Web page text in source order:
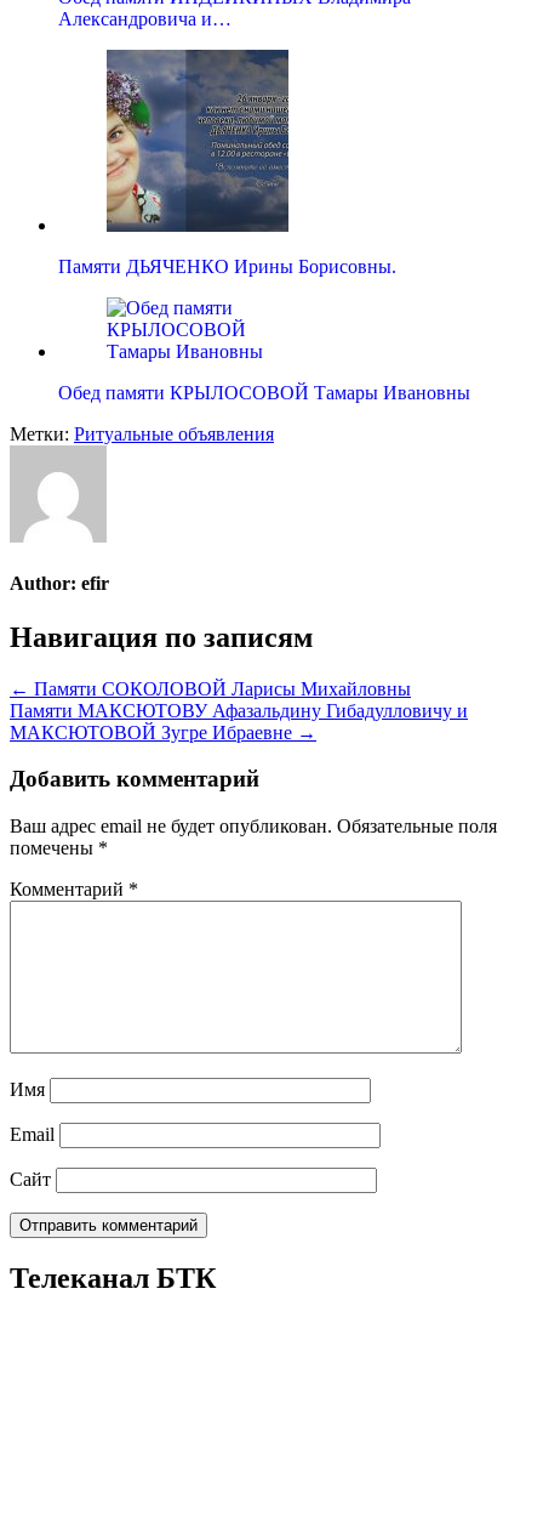
Александровича и…
Памяти ДЬЯЧЕНКО Ирины Борисовны.
Обед памяти КРЫЛОСОВОЙ Тамары Ивановны
Метки: Ритуальные объявления
Author: efir
Навигация по записям
← Памяти СОКОЛОВОЙ Ларисы Михайловны
Памяти МАКСЮТОВУ Афазальдину Гибадулловичу и
МАКСЮТОВОЙ Зугре Ибраевне →
Добавить комментарий
Ваш адрес email не будет опубликован. Обязательные поля
помечены *
Комментарий *
Имя
Email
Сайт
Телеканал БТК